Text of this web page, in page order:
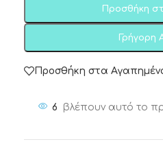
Προσθήκη
Γρήγορη
Προσθήκη στα
6 βλέπουν αυτό το